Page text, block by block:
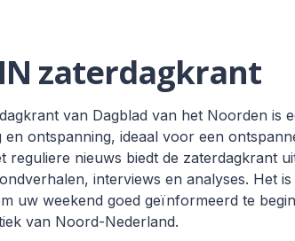
zaterdagkrant
van Dagblad van het Noorden is
en ontspanning, ideaal voor een
reguliere nieuws biedt de zaterdagkrant
interviews en analyses. Het
uw weekend goed geïnformeerd te
van Noord-Nederland.